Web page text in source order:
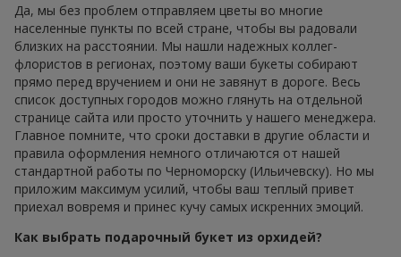
Да, мы без проблем отправляем цветы во многие
населенные пункты по всей стране, чтобы вы радовали
близких на расстоянии. Мы нашли надежных коллег-
флористов в регионах, поэтому ваши букеты собирают
прямо перед вручением и они не завянут в дороге. Весь
список доступных городов можно глянуть на отдельной
странице сайта или просто уточнить у нашего менеджера.
Главное помните, что сроки доставки в другие области и
правила оформления немного отличаются от нашей
стандартной работы по Черноморску (Ильичевску). Но мы
приложим максимум усилий, чтобы ваш теплый привет
приехал вовремя и принес кучу самых искренних эмоций.
Как выбрать подарочный букет из орхидей?